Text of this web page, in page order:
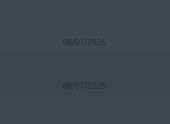
08/07/2026
08/07/2026